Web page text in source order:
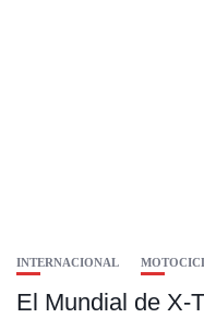
INTERNACIONAL
El Mundial de X-